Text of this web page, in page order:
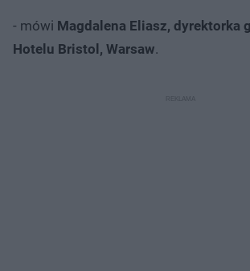
- mówi Magdalena Eliasz, dyrektorka
Hotelu Bristol, Warsaw.